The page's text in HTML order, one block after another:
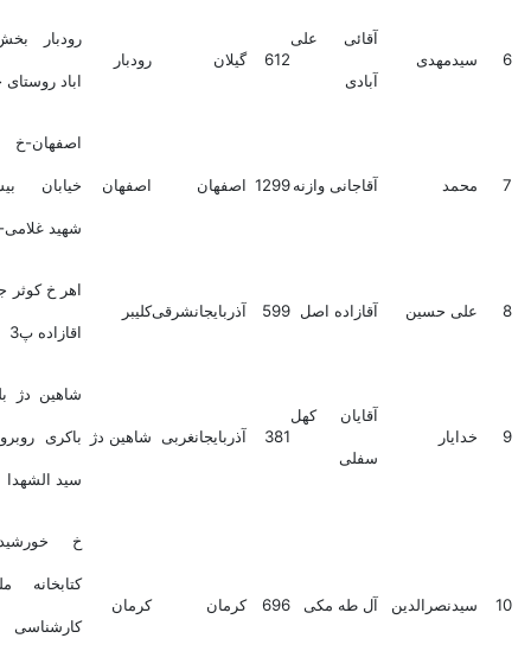
آقائی علی
گیلان رودبار
رودبار بخش رحمت
اباد روستای خامکول
آقاجانی وازنه1299 اصفهان اصفهان
اصفهان-خ بزرگمهر-
خیابان بیسیم-کوچه
شهید غلامی-پلاک28
حسین آقازاده اصل 599 آذربایجانشرقیکلیبر
اهر خ کوثر جنب املاک
آقایان کهل
آذربایجانغربی شاهین دژ
شاهین دژ بلوار شهید
باکری روبروی مسجد
سید الشهدا
آل طه مکی 696 کرمان کرمان
خ خورشید مقابل
کتابخانه ملی دفتر
کارشناسی سید نور